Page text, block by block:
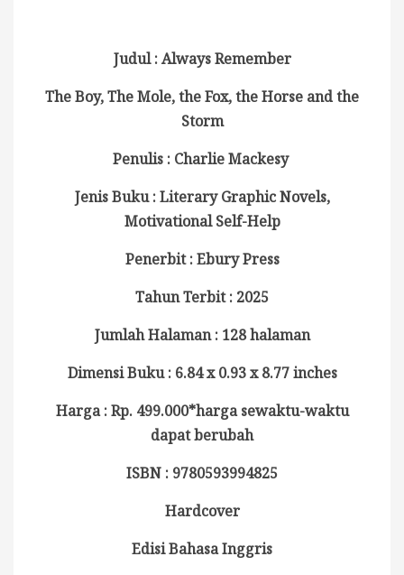
Judul : Always Remember
The Boy, The Mole, the Fox, the Horse and the
Storm
Penulis : Charlie Mackesy
Jenis Buku : Literary Graphic Novels,
Motivational Self-Help
Penerbit :Ebury Press
Tahun Terbit : 2025
Jumlah Halaman : 128 halaman
Dimensi Buku : 6.84 x 0.93 x 8.77 inches
Harga : Rp. 499.000*harga sewaktu-waktu
dapat berubah
ISBN : 9780593994825
Hardcover
Edisi Bahasa Inggris